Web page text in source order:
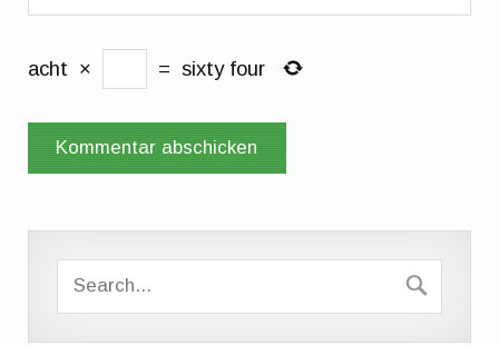
acht × = sixty four